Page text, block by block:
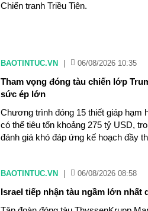
Chiến tranh Triều Tiên.
BAOTINTUC.VN 06/08/2026 10:35
Tham vọng đóng tàu chiến lớp
sức ép lớn
Chương trình đóng 15 thiết giáp hạm
có thể tiêu tốn khoảng 275 tỷ USD,
đánh giá khó đáp ứng kế hoạch đầy
BAOTINTUC.VN 06/08/2026 08:58
Israel tiếp nhận tàu ngầm lớn nhất